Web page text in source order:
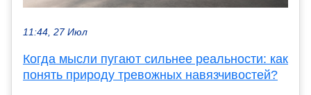
11:44, 27 Июл
Когда мысли пугают сильнее реальности: как
понять природу тревожных навязчивостей?